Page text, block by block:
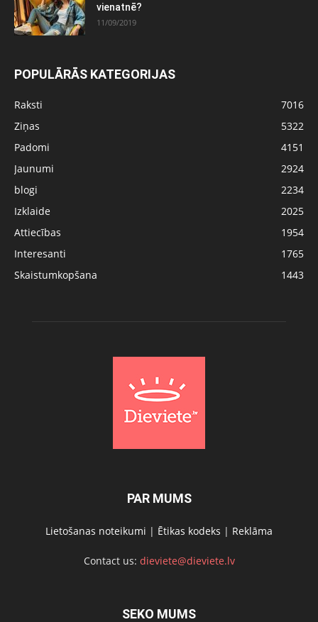
vienatnē?
11/09/2019
POPULĀRĀS KATEGORIJAS
Raksti
7016
Ziņas
5322
Padomi
4151
Jaunumi
2924
blogi
2234
Izklaide
2025
Attiecības
1954
Interesanti
1765
Skaistumkopšana
1443
PAR MUMS
Lietošanas noteikumi | Ētikas kodeks | Reklāma
Contact us: dieviete@dieviete.lv
SEKO MUMS